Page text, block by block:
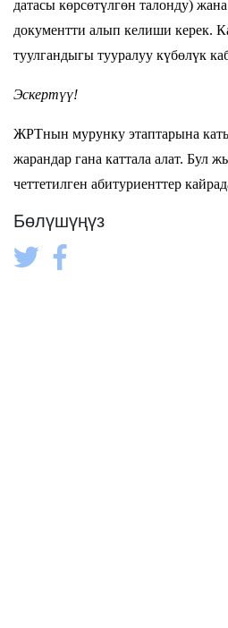
датасы көрсөтүлгөн талонду)
документти алып келиши керек.
туулгандыгы тууралуу күбөлүк
Эскертүү!
ЖРТнын мурунку этаптарына
жарандар гана каттала алат. Бул
четтетилген абитуриенттер
Бөлүшүңүз